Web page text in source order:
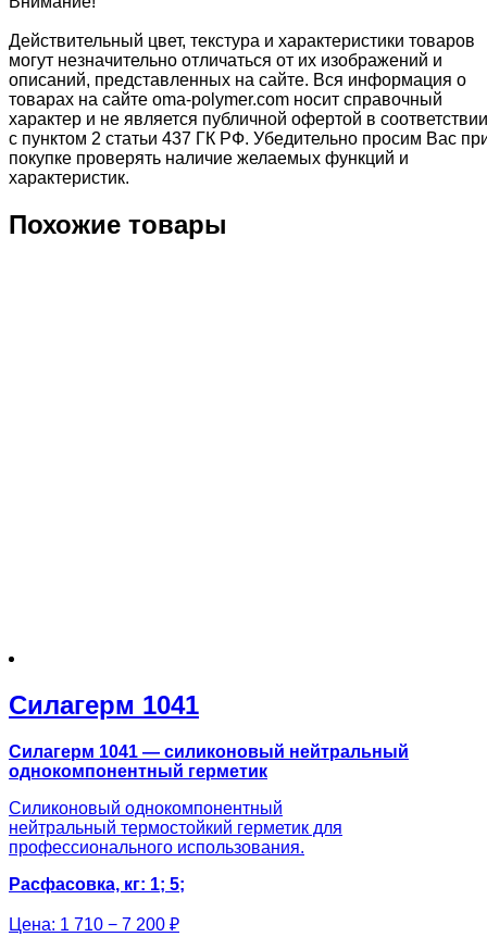
Действительный цвет, текстура и характеристики товаров
могут незначительно отличаться от их изображений и
описаний, представленных на сайте. Вся информация о
товарах на сайте oma-polymer.com носит справочный
характер и не является публичной офертой в соответствии
с пунктом 2 статьи 437 ГК РФ. Убедительно просим Вас
покупке проверять наличие желаемых функций и
характеристик.
Похожие товары
Силагерм 1041
Силагерм 1041 — силиконовый нейтральный
однокомпонентный герметик
Силиконовый однокомпонентный
нейтральный термостойкий герметик для
профессионального использования.
Расфасовка, кг: 1; 5;
Цена: 1 710 − 7 200 ₽